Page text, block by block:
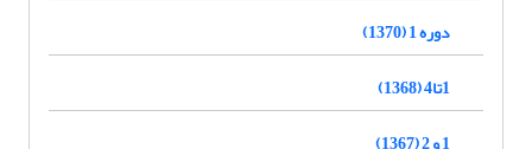
دوره 1 (1370)
1تا4 (1368)